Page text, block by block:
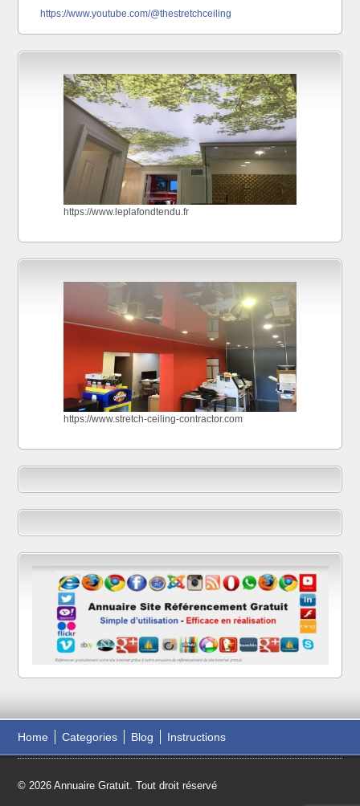
https://www.youtube.com/@thestretchceiling
https://www.leplafondtendu.fr
https://www.stretch-ceiling-contractor.com
Home Categories Blog Instructions
© 2026 Annuaire Gratuit. Tout droit réservé